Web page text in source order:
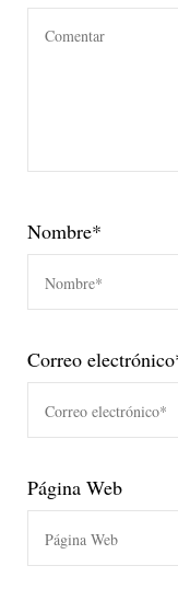
Nombre*
Correo electrónico
Página Web